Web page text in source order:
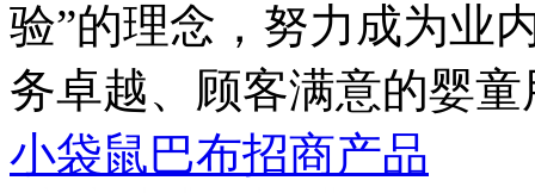
验”的理念，努力成为业
务卓越、顾客满意的婴
小袋鼠巴布招商产品